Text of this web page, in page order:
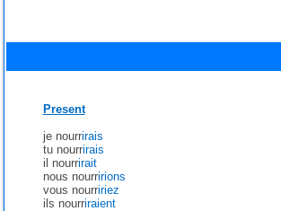
Present
je nourrirais
tu nourrirais
il nourrirait
nous nourririons
vous nourririez
ils nourriraient